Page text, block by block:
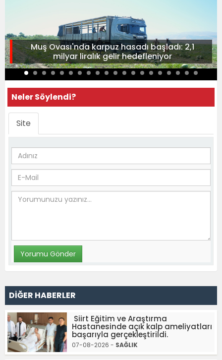
Muş Ovası'nda karpuz hasadı başladı: 2,1
milyar liralık gelir hedefleniyor
Neler Söylendi?
Site
DİĞER HABERLER
Siirt Eğitim ve Araştırma
Hastanesinde açık kalp ameliyatları
başarıyla gerçekleştirildi.
07-08-2026 - SAĞLIK